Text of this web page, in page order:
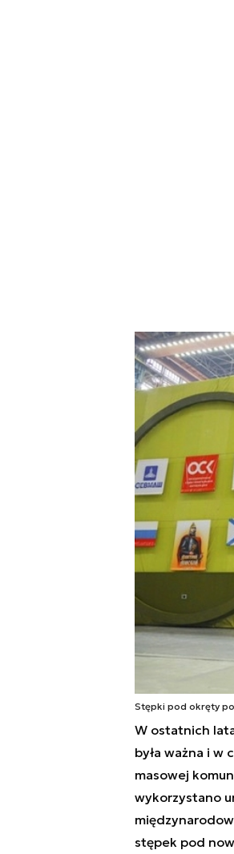
Stępki pod okręty
W ostatnich
była ważna i w
masowej
wykorzystano
stępek pod